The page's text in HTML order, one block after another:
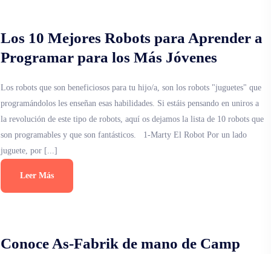
Los 10 Mejores Robots para Aprender a
Programar para los Más Jóvenes
Los robots que son beneficiosos para tu hijo/a, son los robots "juguetes" que
programándolos les enseñan esas habilidades. Si estáis pensando en uniros a
la revolución de este tipo de robots, aquí os dejamos la lista de 10 robots que
son programables y que son fantásticos. 1-Marty El Robot Por un lado
juguete, por [...]
Leer Más
Conoce As-Fabrik de mano de Camp